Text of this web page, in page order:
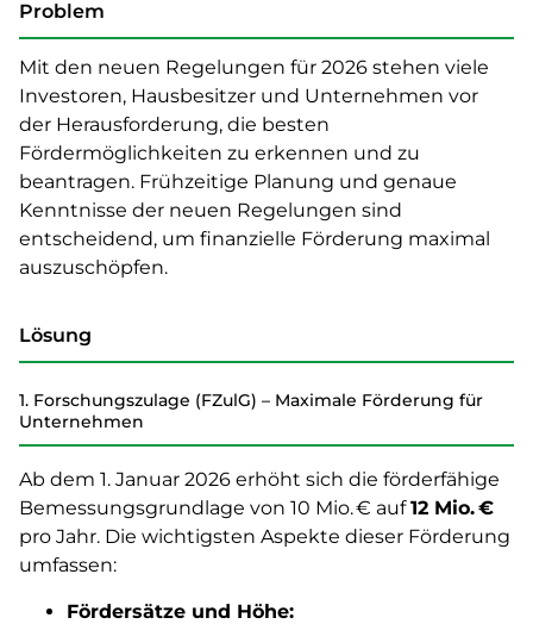
Problem
Mit den neuen Regelungen für 2026 stehen viele
Investoren, Hausbesitzer und Unternehmen vor
der Herausforderung, die besten
Fördermöglichkeiten zu erkennen und zu
beantragen. Frühzeitige Planung und genaue
Kenntnisse der neuen Regelungen sind
entscheidend, um finanzielle Förderung maximal
auszuschöpfen.
Lösung
1. Forschungszulage (FZulG) – Maximale Förderung für
Unternehmen
Ab dem 1. Januar 2026 erhöht sich die förderfähige
Bemessungsgrundlage von 10 Mio. € auf12 Mio. €
pro Jahr. Die wichtigsten Aspekte dieser Förderung
umfassen:
Fördersätze und Höhe: